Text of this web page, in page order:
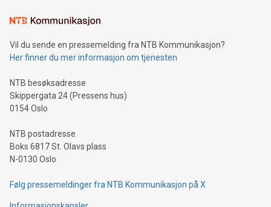
Vil du sende en pressemelding fra NTB Kommunikasjon?
Her finner du mer informasjon om tjenesten
NTB besøksadresse
Skippergata 24 (Pressens hus)
0154 Oslo
NTB postadresse
Boks 6817 St. Olavs plass
N-0130 Oslo
Følg pressemeldinger fra NTB Kommunikasjon på X